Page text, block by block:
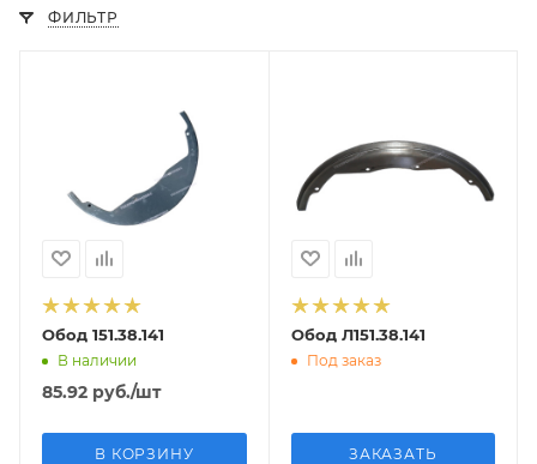
ФИЛЬТР
Обод 151.38.141
В наличии
85.92 руб./шт
В КОРЗИНУ
Обод Л151.38.141
Под заказ
ЗАКАЗАТЬ